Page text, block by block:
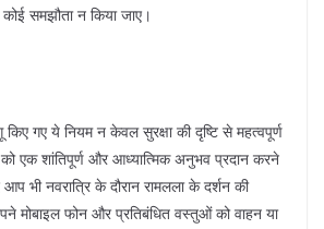
समझौता न किया जाए।
किए गए ये नियम न केवल सुरक्षा की दृष्टि से महत्वपूर्ण
एक शांतिपूर्ण और आध्यात्मिक अनुभव प्रदान करने
भी नवरात्रि के दौरान रामलला के दर्शन की
मोबाइल फोन और प्रतिबंधित वस्तुओं को वाहन या